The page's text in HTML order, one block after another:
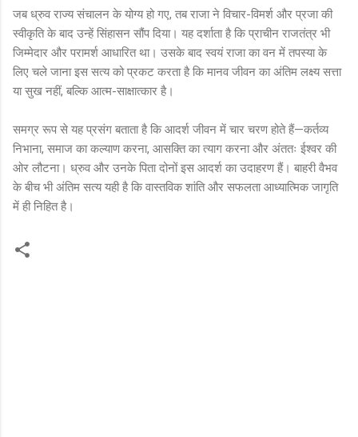
जब ध्रुव राज्य संचालन के योग्य हो गए, तब राजा ने विचार-विमर्श और प्रजा की
स्वीकृति के बाद उन्हें सिंहासन सौंप दिया। यह दर्शाता है कि प्राचीन राजतंत्र भी
जिम्मेदार और परामर्श आधारित था। उसके बाद स्वयं राजा का वन में तपस्या के
लिए चले जाना इस सत्य को प्रकट करता है कि मानव जीवन का अंतिम लक्ष्य सत्ता
या सुख नहीं, बल्कि आत्म-साक्षात्कार है।
समग्र रूप से यह प्रसंग बताता है कि आदर्श जीवन में चार चरण होते हैं—कर्तव्य
निभाना, समाज का कल्याण करना, आसक्ति का त्याग करना और अंततः ईश्वर की
ओर लौटना। ध्रुव और उनके पिता दोनों इस आदर्श का उदाहरण हैं। बाहरी वैभव
के बीच भी अंतिम सत्य यही है कि वास्तविक शांति और सफलता आध्यात्मिक जागृति
में ही निहित है।